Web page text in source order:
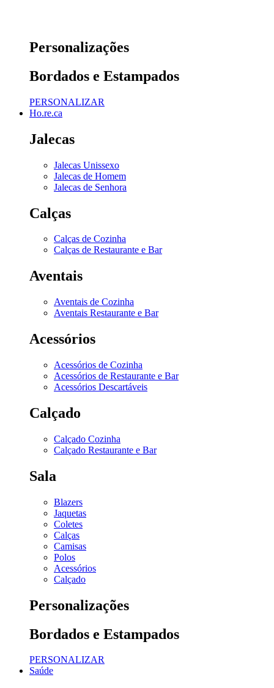
Personalizações
Bordados e Estampados
PERSONALIZAR
Ho.re.ca
Jalecas
Jalecas Unissexo
Jalecas de Homem
Jalecas de Senhora
Calças
Calças de Cozinha
Calças de Restaurante e Bar
Aventais
Aventais de Cozinha
Aventais Restaurante e Bar
Acessórios
Acessórios de Cozinha
Acessórios de Restaurante e Bar
Acessórios Descartáveis
Calçado
Calçado Cozinha
Calçado Restaurante e Bar
Sala
Blazers
Jaquetas
Coletes
Calças
Camisas
Polos
Acessórios
Calçado
Personalizações
Bordados e Estampados
PERSONALIZAR
Saúde